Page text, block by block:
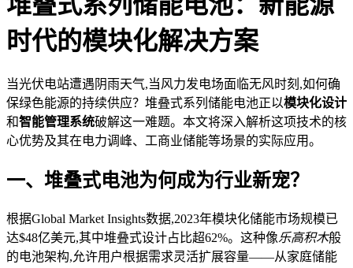
时代的模块化解决方案
当光伏电站遭遇阴雨天气,当风力发电场面临无风时刻,如何确
保绿色能源的持续供应？堆叠式系列储能电池正以模块化设计
和智能管理系统破解这一难题。本文将深入解析这项技术的核
心优势及其在电力调峰、工商业储能等场景的实际应用。
一、堆叠式电池为何成为行业新宠？
根据Global Market Insights数据,2023年模块化储能市场规模已
达$48亿美元,其中堆叠式设计占比超62%。这种像乐高积木般
的电池架构,允许用户根据需求灵活扩展容量——从家庭储能